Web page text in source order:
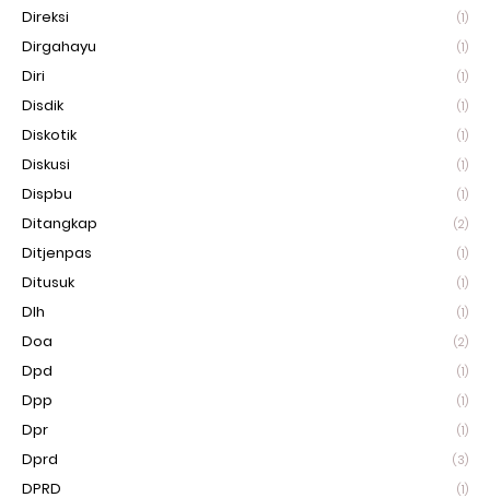
Direksi (1)
Dirgahayu (1)
Diri (1)
Disdik (1)
Diskotik (1)
Diskusi (1)
Dispbu (1)
Ditangkap (2)
Ditjenpas (1)
Ditusuk (1)
Dlh (1)
Doa (2)
Dpd (1)
Dpp (1)
Dpr (1)
Dprd (3)
DPRD (1)